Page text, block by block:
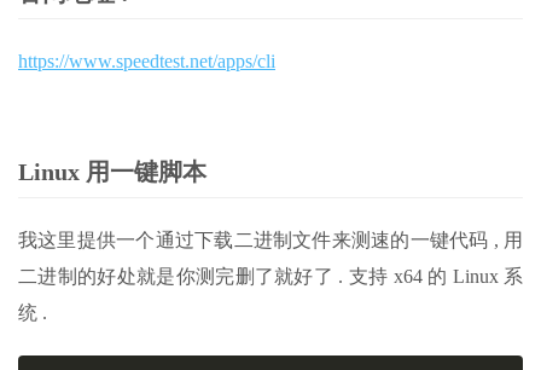
https://www.speedtest.net/apps/cli
Linux 用一键脚本
我这里提供一个通过下载二进制文件来测速的一键代码 , 用
二进制的好处就是你测完删了就好了 . 支持 x64 的 Linux 系
统 .